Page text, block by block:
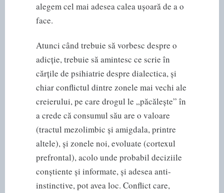
alegem cel mai adesea calea ușoară de a o
face.
Atunci când trebuie să vorbesc despre o
adicție, trebuie să amintesc ce scrie în
cărțile de psihiatrie despre dialectica, și
chiar conflictul dintre zonele mai vechi ale
creierului, pe care drogul le „păcălește” în
a crede că consumul său are o valoare
(tractul mezolimbic și amigdala, printre
altele), și zonele noi, evoluate (cortexul
prefrontal), acolo unde probabil deciziile
conștiente și informate, și adesea anti-
instinctive, pot avea loc. Conflict care,